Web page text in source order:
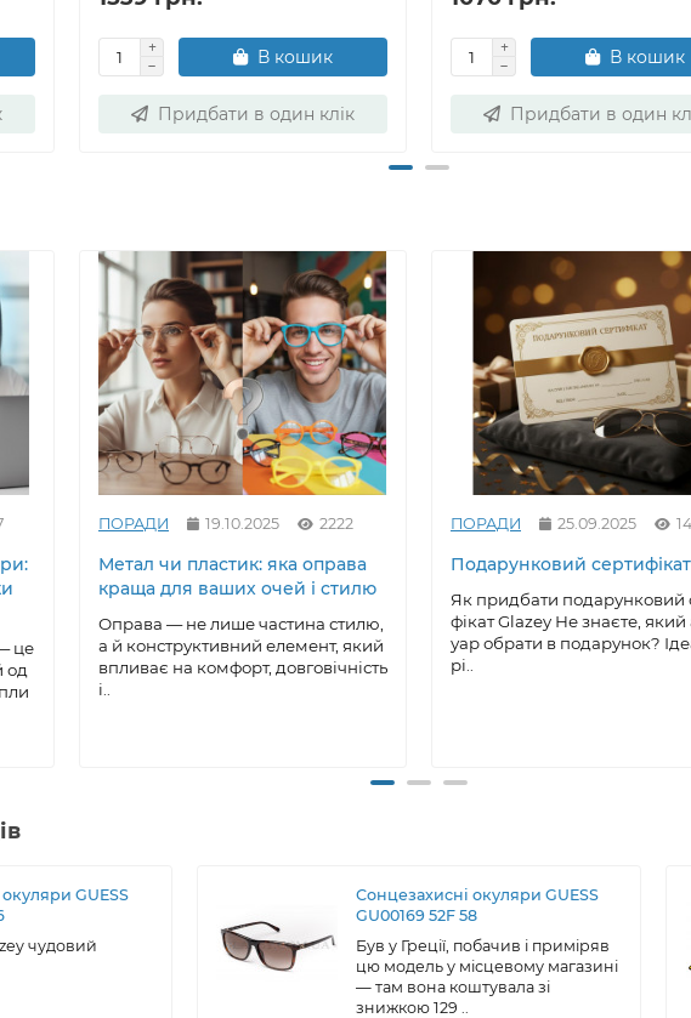
В кошик
Придбати в один клік
В кошик
Придбати в один
це
од
ПОРАДИ 19.10.2025 2222
Метал чи пластик: яка оправа
краща для ваших очей і стилю
Оправа — не лише частина стилю,
а й конструктивний елемент, який
впливає на комфорт, довговічність
і..
ПОРАДИ 25.09.2025
Подарунковий сертифікат
Як придбати подарунковий
фікат Glazey Не знаєте, який
уар обрати в подарунок?
рі..
GUESS
чудовий
Сонцезахисні окуляри GUESS
GU00169 52F 58
Був у Греції, побачив і приміряв
цю модель у місцевому магазині
— там вона коштувала зі
знижкою 129 ..